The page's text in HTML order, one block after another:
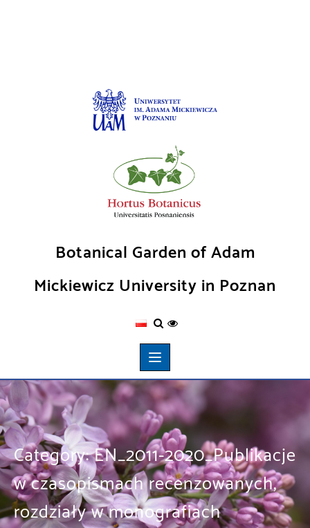
Botanical Garden of Adam
Mickiewicz University in Poznan
Category:EN_2011-2020_Publikacje
w czasopismach recenzowanych,
rozdziały w monografiach